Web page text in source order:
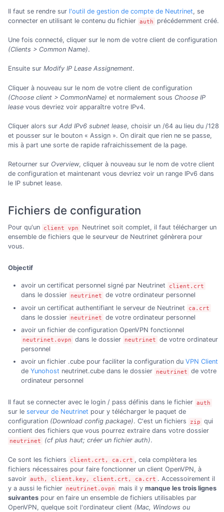
Il faut se rendre sur l'outil de gestion de compte de Neutrinet, se
connecter en utilisant le contenu du fichier auth précédemment créé.
Une fois connecté, cliquer sur le nom de votre client de configuration
(Clients > Common Name).
Ensuite sur Modify IP Lease Assignement.
Cliquer à nouveau sur le nom de votre client de configuration
(Choose client > CommonName) et normalement sous Choose IP
lease vous devriez voir apparaître votre IPv4.
Cliquer alors sur Add IPv6 subnet lease, choisir un /64 au lieu du /128
et pousser sur le bouton « Assign ». On dirait que rien ne se passe,
mis à part une sorte de rapide rafraichissement de la page.
Retourner sur Overview, cliquer à nouveau sur le nom de votre client
de configuration et maintenant vous devriez voir un range IPv6 dans
le IP subnet lease.
Fichiers de configuration
Pour qu'un client vpn
Neutrinet soit complet, il faut télécharger un
ensemble de fichiers que le seurveur de Neutrinet génèrera pour
vous.
Objectif
avoir un certificat personnel signé par Neutrinet client.crt
dans le dossier neutrinet
de votre ordinateur personnel
avoir un certificat authentifiant le serveur de Neutrinet
ca.crt
dans le dossier neutrinet
de votre ordinateur personnel
avoir un fichier de configuration OpenVPN fonctionnel
neutrinet.ovpn dans le dossier neutrinet
de votre ordinateur
personnel
avoir un fichier .cube pour faciliter la configuration du VPN Client
de Yunohost neutrinet.cube dans le dossier neutrinet
de votre
ordinateur personnel
Il faut se connecter avec le login / pass définis dans le fichier auth
sur le serveur de Neutrinet pour y télécharger le paquet de
configuration (Download config package). C'est un fichiers zip
qui
contient des fichiers que vous pourrez extraire dans votre dossier
neutrinet (cf plus haut; créer un fichier auth).
Ce sont les fichiers client.crt, ca.crt , cela complètera les
fichiers nécessaires pour faire fonctionner un client OpenVPN, à
savoir auth, client.key, client.crt, ca.crt . Accessoirement il
y a aussi le fichier
neutrinet.ovpn mais il ymanque les trois lignes
suivantes pour en faire un ensemble de fichiers utilisables par
OpenVPN, quelque soit l'ordinateur client (Mac, Windows ou